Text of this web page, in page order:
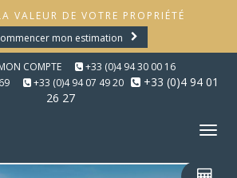
VALEUR DE VOTRE PROPRIÉTÉ
mon estimation
COMPTE
+33 (0)4 94 30 00 16
+33 (0)4 94 07 49 20
+33 (0)4 94 01
26 27